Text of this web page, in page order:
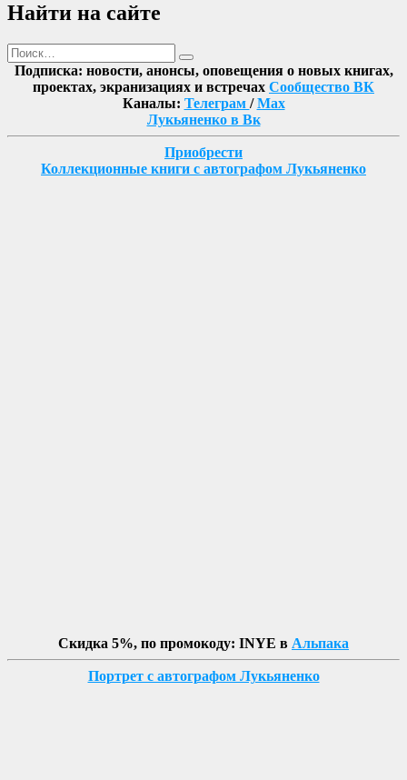
Найти на сайте
Поиск
Найти
Подписка: новости, анонсы, оповещения о новых книгах,
проектах, экранизациях и встречах Сообщество ВК
Каналы: Телеграм /Max
Лукьяненко в Вк
Приобрести
Коллекционные книги с автографом Лукьяненко
Скидка 5%, по промокоду: INYE в Альпака
Портрет с автографом Лукьяненко